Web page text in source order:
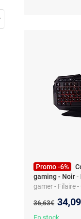
Promo -6%
gaming - Noir-
gamer - Filaire -
Ancien prix :
36,63€